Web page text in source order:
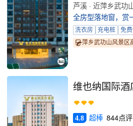
芦溪 · 近萍乡武功
全房型落地窗，赏
洗衣房 充电桩 免
萍乡武功山风景区
维也纳国际酒
4.8 超棒 844点